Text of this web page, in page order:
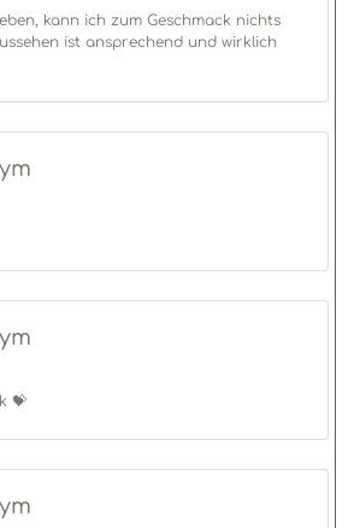
kann ich zum Geschmack nichts
ist ansprechend und wirklich
💝